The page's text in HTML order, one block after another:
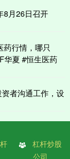
8月26日召开
药行情，哪只
华夏 #恒生医药
者沟通工作，设
杠杆炒股
公司